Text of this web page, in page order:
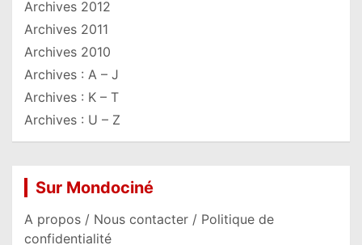
Archives 2012
Archives 2011
Archives 2010
Archives : A – J
Archives : K – T
Archives : U – Z
Sur Mondociné
A propos / Nous contacter / Politique de
confidentialité